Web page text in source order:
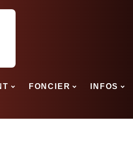
FONCIER INFOS